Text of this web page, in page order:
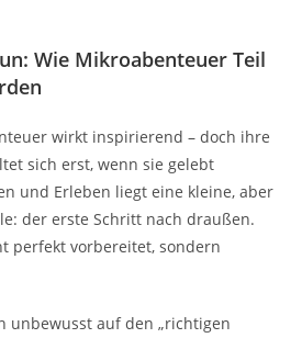
Wie Mikroabenteuer Teil
wirkt inspirierend – doch ihre
sich erst, wenn sie gelebt
und Erleben liegt eine kleine, aber
der erste Schritt nach draußen.
perfekt vorbereitet, sondern
unbewusst auf den „richtigen